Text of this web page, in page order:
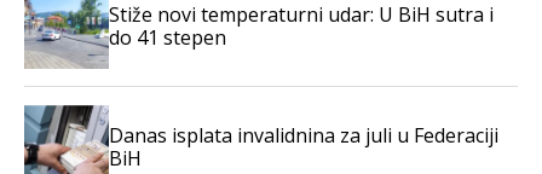
Stiže novi temperaturni udar: U BiH sutra i
do 41 stepen
Danas isplata invalidnina za juli u Federaciji
BiH